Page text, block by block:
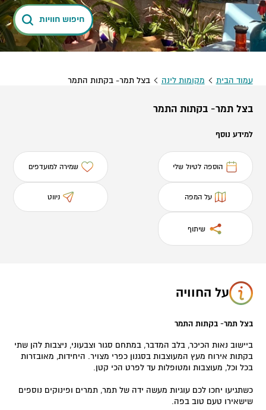
חיפוש חוויות
עמוד הבית מקומות לינה בצל תמר- בקתות התמר
בצל תמר- בקתות התמר
למידע נוסף
הוספה לטיול שלי שמירה למועדפים
על המפה ניווט
שיתוף
על החוויה
בצל תמר- בקתות התמר
ביישוב נאות הכיכר, בלב המדבר, במתחם סגור וצבעוני, ניצבות להן שתי
בקתות אירוח מעץ המעוצבות בסגנון כפרי מצויר. היחידות, מאובזרות
בכל וכל, מעוצבות ומטופלות עד לפרט הכי קטן.
כשתגיעו יחכו לכם עוגיות מעשה ידה של תמר, תמרים ופינוקים נוספים
שישאירו טעם טוב בפה.